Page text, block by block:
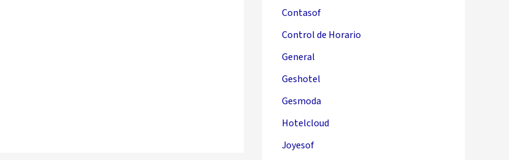
Contasof
Control de Horario
General
Geshotel
Gesmoda
Hotelcloud
Joyesof